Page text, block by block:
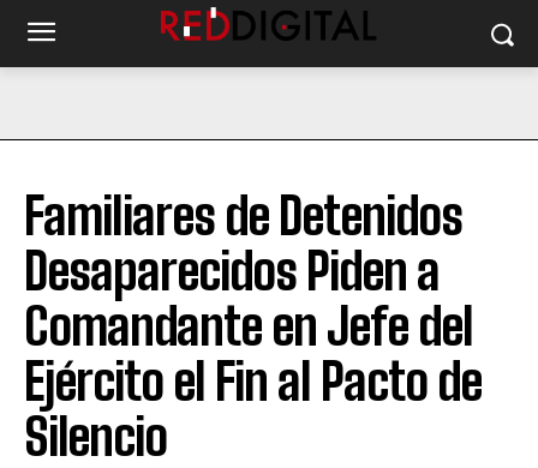
Familiares de Detenidos
Desaparecidos Piden a
Comandante en Jefe del
Ejército el Fin al Pacto de
Silencio